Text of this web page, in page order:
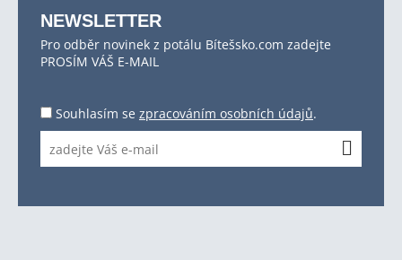
NEWSLETTER
Pro odběr novinek z potálu Bítešsko.com zadejte
PROSÍM VÁŠ E-MAIL
Souhlasím se zpracováním osobních údajů.